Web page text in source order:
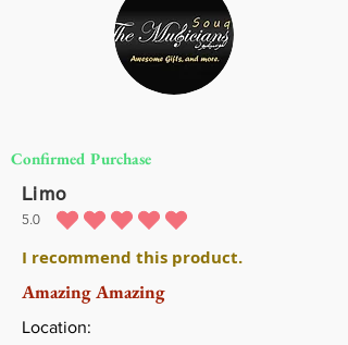
Confirmed Purchase
Limo
5.0 متوسط التقييم هو 5 من 5
I recommend this product.
Amazing Amazing
Location: